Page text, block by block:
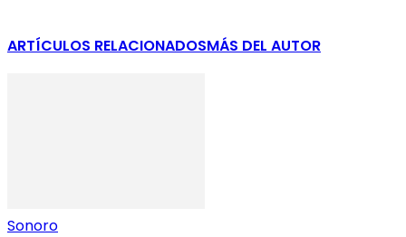
ARTÍCULOS RELACIONADOSMÁS DEL AUTOR
Sonoro